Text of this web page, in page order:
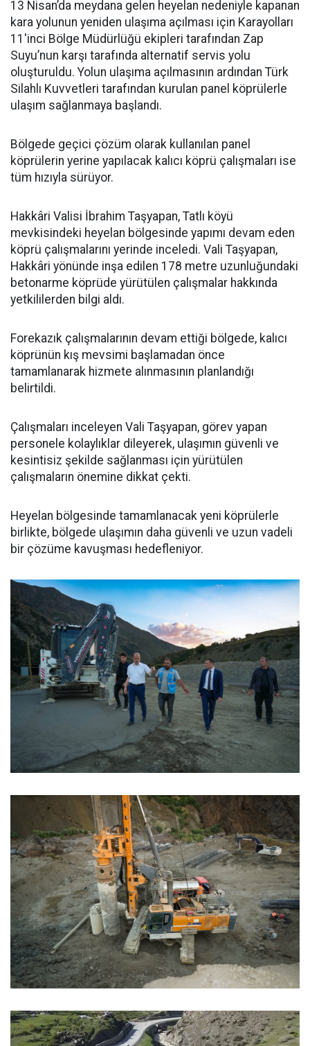
13 Nisan’da meydana gelen heyelan nedeniyle kapanan
kara yolunun yeniden ulaşıma açılması için Karayolları
11'inci Bölge Müdürlüğü ekipleri tarafından Zap
Suyu’nun karşı tarafında alternatif servis yolu
oluşturuldu. Yolun ulaşıma açılmasının ardından Türk
Silahlı Kuvvetleri tarafından kurulan panel köprülerle
ulaşım sağlanmaya başlandı.
Bölgede geçici çözüm olarak kullanılan panel
köprülerin yerine yapılacak kalıcı köprü çalışmaları ise
tüm hızıyla sürüyor.
Hakkâri Valisi İbrahim Taşyapan, Tatlı köyü
mevkisindeki heyelan bölgesinde yapımı devam eden
köprü çalışmalarını yerinde inceledi. Vali Taşyapan,
Hakkâri yönünde inşa edilen 178 metre uzunluğundaki
betonarme köprüde yürütülen çalışmalar hakkında
yetkililerden bilgi aldı.
Forekazık çalışmalarının devam ettiği bölgede, kalıcı
köprünün kış mevsimi başlamadan önce
tamamlanarak hizmete alınmasının planlandığı
belirtildi.
Çalışmaları inceleyen Vali Taşyapan, görev yapan
personele kolaylıklar dileyerek, ulaşımın güvenli ve
kesintisiz şekilde sağlanması için yürütülen
çalışmaların önemine dikkat çekti.
Heyelan bölgesinde tamamlanacak yeni köprülerle
birlikte, bölgede ulaşımın daha güvenli ve uzun vadeli
bir çözüme kavuşması hedefleniyor.